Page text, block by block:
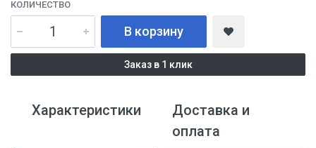
КОЛИЧЕСТВО
В корзину
Заказ в 1 клик
Характеристики
Доставка и
оплата